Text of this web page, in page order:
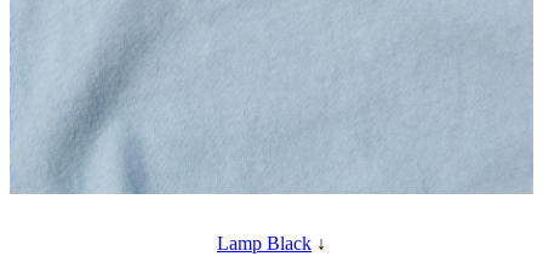
Lamp Black ↓